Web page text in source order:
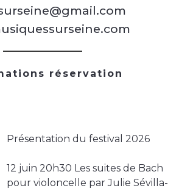
réservation
Présentation du festival 2026
12 juin 20h30 Les suites de Bach
pour violoncelle par Julie Sévilla-